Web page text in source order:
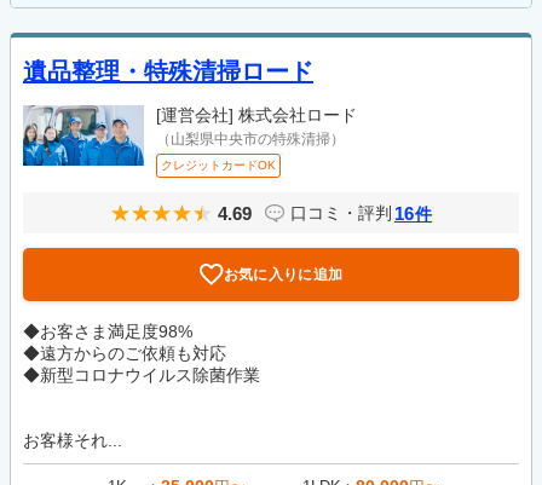
遺品整理・特殊清掃ロード
[運営会社] 株式会社ロード
（山梨県中央市の特殊清掃）
クレジットカードOK
4.69 口コミ・評判 16件
お気に入りに追加
◆お客さま満足度98%
◆遠方からのご依頼も対応
◆新型コロナウイルス除菌作業
お客様それ...